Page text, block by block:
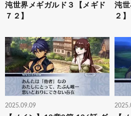
沌世界メギガルド３【メギド
７２】
沌
２】
2025.09.09